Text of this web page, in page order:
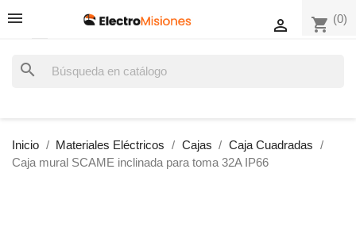
shopping_cart (0)

search
Inicio Materiales Eléctricos Cajas
Caja Cuadradas
Caja mural SCAME inclinada para toma 32A IP66